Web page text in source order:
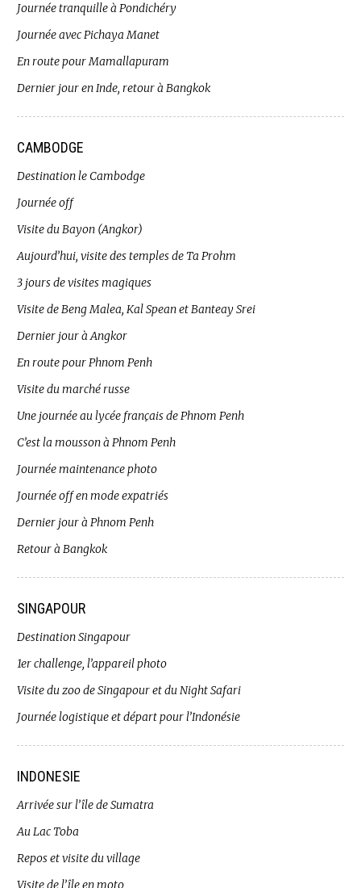
Journée tranquille à Pondichéry
Journée avec Pichaya Manet
En route pour Mamallapuram
Dernier jour en Inde, retour à Bangkok
CAMBODGE
Destination le Cambodge
Journée off
Visite du Bayon (Angkor)
Aujourd’hui, visite des temples de Ta Prohm
3 jours de visites magiques
Visite de Beng Malea, Kal Spean et Banteay Srei
Dernier jour à Angkor
En route pour Phnom Penh
Visite du marché russe
Une journée au lycée français de Phnom Penh
C’est la mousson à Phnom Penh
Journée maintenance photo
Journée off en mode expatriés
Dernier jour à Phnom Penh
Retour à Bangkok
SINGAPOUR
Destination Singapour
1er challenge, l’appareil photo
Visite du zoo de Singapour et du Night Safari
Journée logistique et départ pour l’Indonésie
INDONESIE
Arrivée sur l’île de Sumatra
Au Lac Toba
Repos et visite du village
Visite de l’île en moto